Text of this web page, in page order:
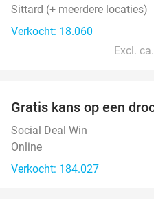
Sittard (+ meerdere locaties)
Verkocht: 18.060
Excl.
Gratis kans op een
Social Deal Win
Online
Verkocht: 184.027